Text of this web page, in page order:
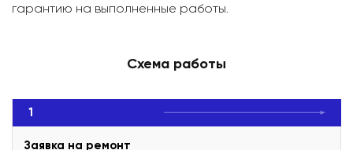
гарантию на выполненные работы.
Схема работы
1
Заявка на ремонт